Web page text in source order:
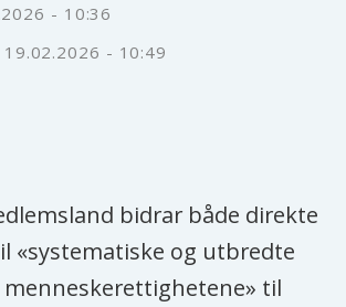
- 10:36
19.02.2026 - 10:49
bidrar både direkte
«systematiske og utbredte
menneskerettighetene» til